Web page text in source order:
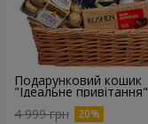
Подарунковий кошик
"Ідеальне привітання"
4 999 грн